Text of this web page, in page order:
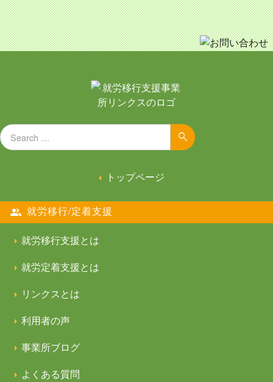
Search for: Search
トップページ
就労移行/定着支援
就労移行支援とは
就労定着支援とは
リンクスとは
利用者の声
事業所ブログ
よくある質問